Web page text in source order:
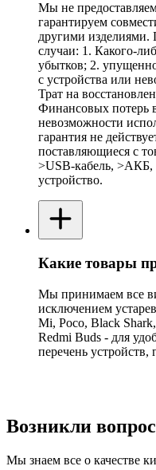
Мы не
гарантируем
другими изделиями.
случаи: 1. Какого-
убытков; 2.
с устройства или
Трат на
Финансовых потерь
невозможности
гарантия не
поставляющиеся с
>USB-кабель, >АКБ,
устройство.
Какие товары
Мы принимаем все
исключением
Mi, Poco, Black
Redmi Buds - для
перечень
Возникли
Мы знаем все о качестве